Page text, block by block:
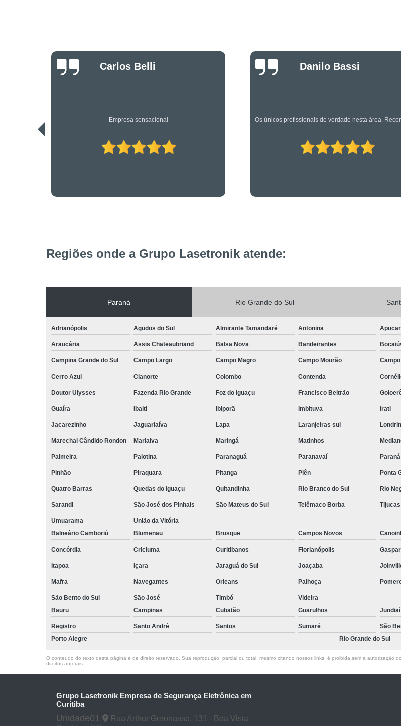
Projeto de
Serviços
Danilo Bassi
Os únicos profissionais de verdade nesta área. Recomendo.
Luciano Rueda
Oliveira
Os caras são bons mesmo! Profissionais de
Regiões onde a Grupo Lasetronik atende:
Paraná Rio Grande do Sul
Adrianópolis Agudos do Sul Almirante Tamandaré Antonina
Araucária Assis Chateaubriand Balsa Nova Bandeirantes
Campina Grande do Sul Campo Largo Campo Magro Campo Mourão
Cerro Azul Cianorte Colombo Contenda
Doutor Ulysses Fazenda Rio Grande Foz do Iguaçu Francisco Beltrão
Guaíra Ibaiti Ibiporã Imbituva Irati
Jacarezinho Jaguariaíva Lapa Laranjeiras sul
Marechal Cândido Rondon Marialva Maringá Matinhos
Palmeira Palotina Paranaguá Paranavaí Paraná
Pinhão Piraquara Pitanga Piên Ponta
Quatro Barras Quedas do Iguaçu Quitandinha Rio Branco do Sul Rio
Sarandi São José dos Pinhais São Mateus do Sul Telêmaco Borba Tijucas
Umuarama
União da Vitória
Balneário Camboriú
Blumenau Brusque Campos Novos
Concórdia Criciuma Curitibanos Florianópolis Gaspar
Itapoa Içara Jaraguá do Sul Joaçaba
Mafra Navegantes Orleans Palhoça
São Bento do Sul São José Timbó
Videira
Bauru
Campinas Cubatão Guarulhos Jundiaí
Registro Santo André Santos Sumaré São
Porto Alegre
Rio Grande do Sul
O conteúdo do texto desta página é de direito reservado. Sua reprodução, parcial ou total, mesmo citando nossos links, é proibida sem a autorização
direitos autorais
Grupo Lasetronik Empresa de Segurança Eletrônica em
Curitiba
Unidade01
Rua Arthur Geronasso, 131 - Boa Vista -